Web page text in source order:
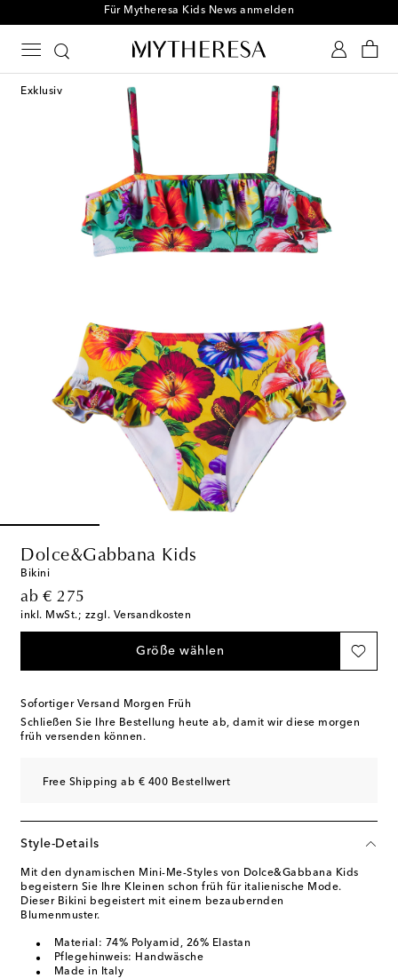
Für Mytheresa Kids News anmelden
Exklusiv
Dolce&Gabbana Kids
Bikini
ab € 275
original price
inkl. MwSt.; zzgl. Versandkosten
Größe wählen
Sofortiger Versand Morgen Früh
Schließen Sie Ihre Bestellung heute ab, damit wir diese morgen
früh versenden können.
Free Shipping ab € 400 Bestellwert
Style-Details
Mit den dynamischen Mini-Me-Styles von Dolce&Gabbana Kids
begeistern Sie Ihre Kleinen schon früh für italienische Mode.
Dieser Bikini begeistert mit einem bezaubernden
Blumenmuster.
Material: 74% Polyamid, 26% Elastan
Pflegehinweis: Handwäsche
Made in Italy